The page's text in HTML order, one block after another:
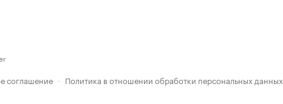
соглашение · Политика в отношении обработки персональных данных